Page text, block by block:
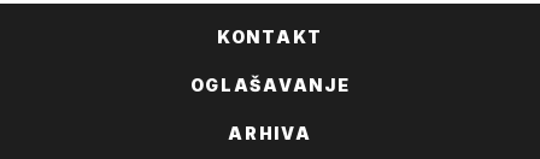
KONTAKT
OGLAŠAVANJE
ARHIVA